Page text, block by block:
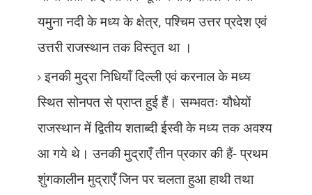
यमुना नदी के मध्य के क्षेत्र,पश्चिम उत्तर प्रदेश एवं
उत्तरी राजस्थान तक विस्तृत था ।
इनकी मुद्रा निधियाँ दिल्ली एवं करनाल के मध्य
स्थित सोनपत से प्राप्त हुई हैं। सम्भवतः यौधेयों
राजस्थान में द्वितीय शताब्दी ईस्वी के मध्य तक अवश्य
आ गये थे। उनकी मुद्राएँ तीन प्रकार की हैं- प्रथम
शुंगकालीन मुद्राएँ जिन पर चलता हुआ हाथी तथा